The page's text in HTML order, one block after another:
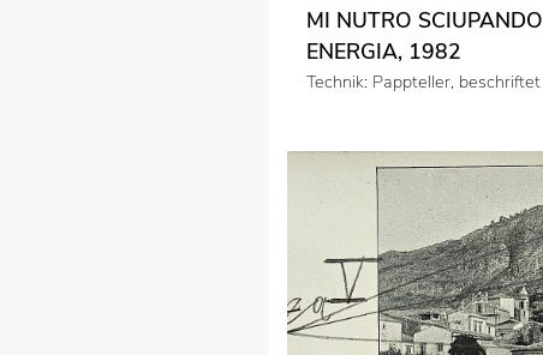
MI NUTRO SCIUPANDO
ENERGIA, 1982
Technik: Pappteller, beschriftet